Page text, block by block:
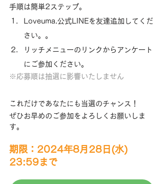
手順は簡単2ステップ。
Loveuma.公式LINEを友達追加してくだ
さい。。
リッチメニューのリンクからアンケート
にご参加ください。
※応募順は抽選に影響いたしません
これだけであなたにも当選のチャンス！
ぜひお早めのご参加をよろしくお願いしま
す。
期限：2024年8月28日(水)
23:59まで